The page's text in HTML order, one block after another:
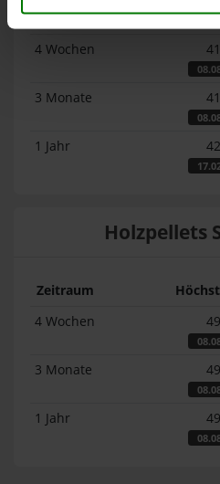
Zeitraum
4 Wochen
3 Monate
1 Jahr
Holzpellets
Zeitraum
4 Wochen
3 Monate
1 Jahr